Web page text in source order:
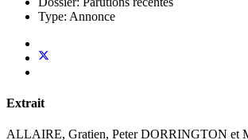
Type: Annonce
Extrait
ALLAIRE, Gratien, Peter DORRINGTON et